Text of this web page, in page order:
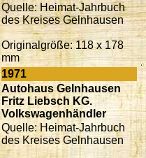
Quelle: Heimat-Jahrbuch
des Kreises Gelnhausen
Originalgröße: 118 x 178
mm
1971
Autohaus Gelnhausen
Fritz Liebsch KG.
Volkswagenhändler
Quelle: Heimat-Jahrbuch
des Kreises Gelnhausen